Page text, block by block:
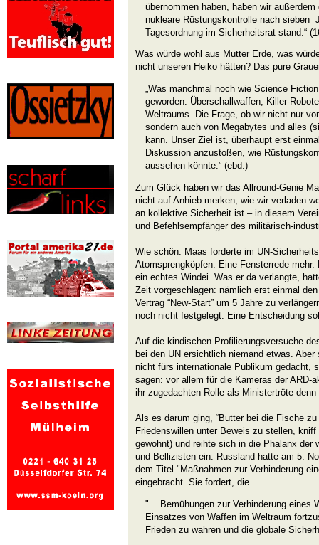
übernommen haben, haben wir
nukleare Rüstungskontrolle nach sieben
Tagesordnung im Sicherheitsrat stand.“
Was würde wohl aus Mutter Erde, was
nicht unseren Heiko hätten? Das pure
„Was manchmal noch wie Science
geworden: Überschallwaffen, Killer-
Weltraums. Die Frage, ob wir nicht nur
sondern auch von Megabytes und alles
kann. Unser Ziel ist, überhaupt erst
Diskussion anzustoßen, wie
aussehen könnte.” (ebd.)
Zum Glück haben wir das Allround-Genie
nicht auf Anhieb merken, wie wir verladen
an kollektive Sicherheit ist – in diesem
und Befehlsempfänger des militärisch-
Wie schön: Maas forderte im UN-
Atomsprengköpfen. Eine Fensterrede
ein echtes Windei. Was er da verlangte,
Zeit vorgeschlagen: nämlich erst einmal
Vertrag “New-Start” um 5 Jahre zu
noch nicht festgelegt. Eine Entscheidung
Auf die kindischen Profilierungsversuche
bei den UN ersichtlich niemand etwas.
nicht fürs internationale Publikum gedacht,
sagen: vor allem für die Kameras der ARD-
ihr zugedachten Rolle als Ministertröte
Als es darum ging, “Butter bei die Fische zu
Friedenswillen unter Beweis zu stellen,
gewohnt) und reihte sich in die Phalanx der
und Bellizisten ein. Russland hatte am 5.
dem Titel "Maßnahmen zur Verhinderung
eingebracht. Sie fordert, die
"... Bemühungen zur Verhinderung eines
Einsatzes von Waffen im Weltraum
Frieden zu wahren und die globale